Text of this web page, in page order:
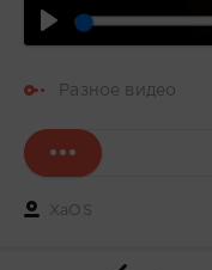
Разное видео
XaOS